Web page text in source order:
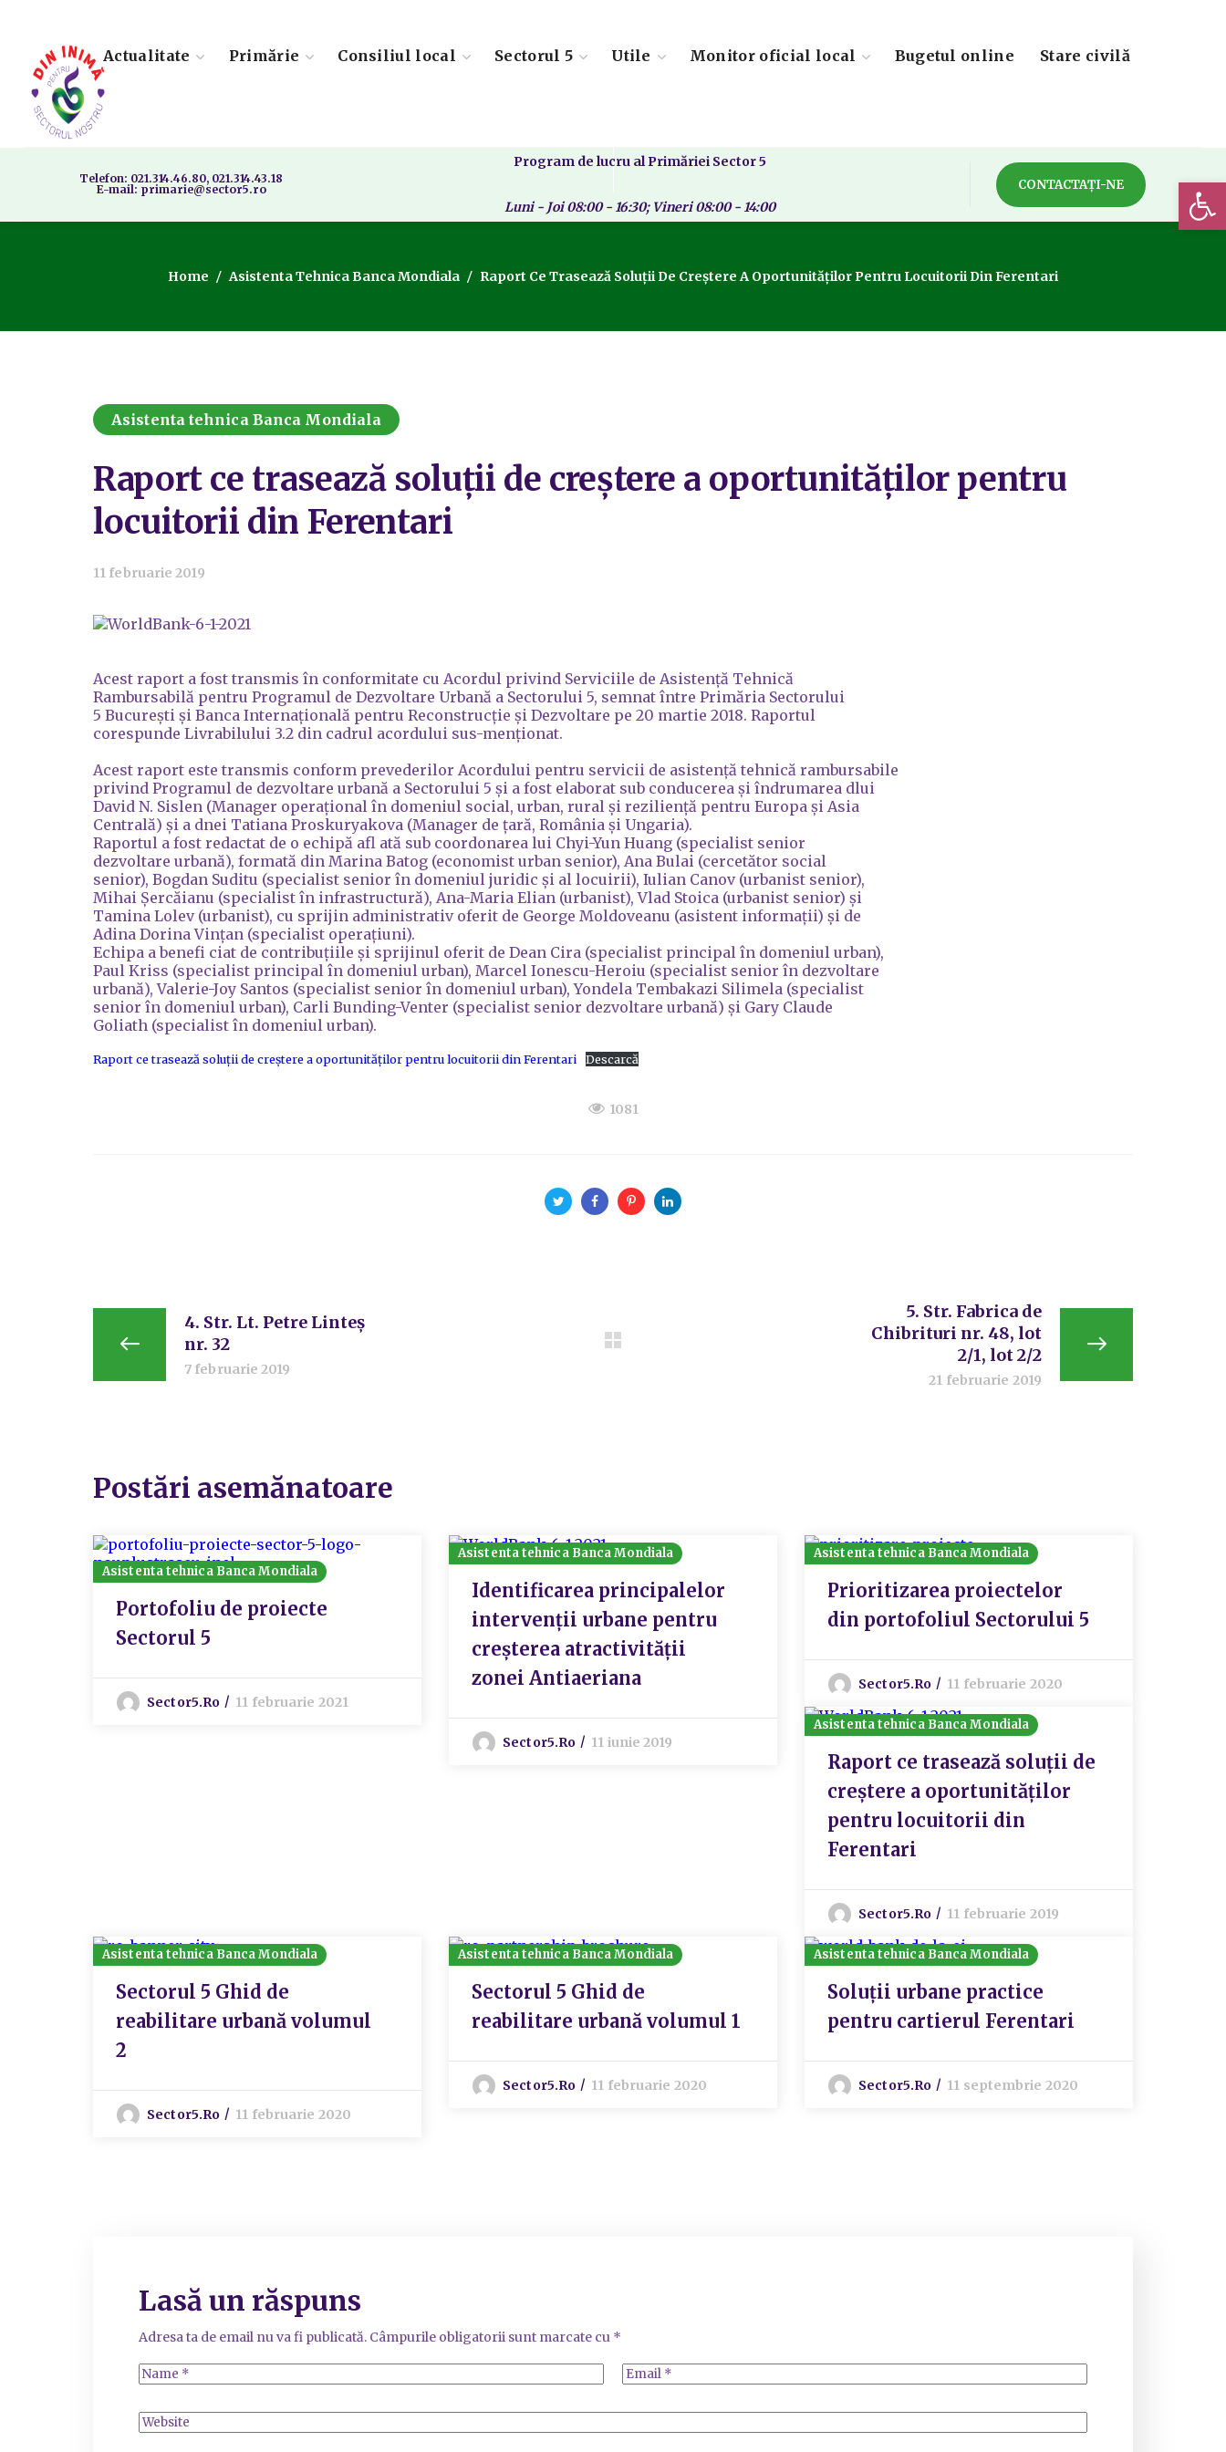
Actualitate Primărie Consiliul local Sectorul 5 Utile Monitor oficial local Bugetul online Stare civilă
Telefon: 021.314.46.80, 021.314.43.18
E-mail: primarie@sector5.ro
Program de lucru al Primăriei Sector 5
Luni - Joi 08:00 - 16:30; Vineri 08:00 - 14:00
CONTACTAȚI-NE
Home Asistenta Tehnica Banca Mondiala Raport Ce Trasează Soluții De Creștere A Oportunităților Pentru Locuitorii Din Ferentari
Asistenta tehnica Banca Mondiala
Raport ce trasează soluții de creștere a oportunităților pentru
locuitorii din Ferentari
11 februarie 2019
Acest raport a fost transmis în conformitate cu Acordul privind Serviciile de Asistență Tehnică
Rambursabilă pentru Programul de Dezvoltare Urbană a Sectorului 5, semnat între Primăria Sectorului
5 București și Banca Internațională pentru Reconstrucție și Dezvoltare pe 20 martie 2018. Raportul
corespunde Livrabilului 3.2 din cadrul acordului sus-menționat.
Acest raport este transmis conform prevederilor Acordului pentru servicii de asistență tehnică rambursabile
privind Programul de dezvoltare urbană a Sectorului 5 și a fost elaborat sub conducerea și îndrumarea dlui
David N. Sislen (Manager operațional în domeniul social, urban, rural și reziliență pentru Europa și Asia
Centrală) și a dnei Tatiana Proskuryakova (Manager de țară, România și Ungaria).
Raportul a fost redactat de o echipă afl ată sub coordonarea lui Chyi-Yun Huang (specialist senior
dezvoltare urbană), formată din Marina Batog (economist urban senior), Ana Bulai (cercetător social
senior), Bogdan Suditu (specialist senior în domeniul juridic și al locuirii), Iulian Canov (urbanist senior),
Mihai Șercăianu (specialist în infrastructură), Ana-Maria Elian (urbanist), Vlad Stoica (urbanist senior) și
Tamina Lolev (urbanist), cu sprijin administrativ oferit de George Moldoveanu (asistent informații) și de
Adina Dorina Vințan (specialist operațiuni).
Echipa a benefi ciat de contribuțiile și sprijinul oferit de Dean Cira (specialist principal în domeniul urban),
Paul Kriss (specialist principal în domeniul urban), Marcel Ionescu-Heroiu (specialist senior în dezvoltare
urbană), Valerie-Joy Santos (specialist senior în domeniul urban), Yondela Tembakazi Silimela (specialist
senior în domeniul urban), Carli Bunding-Venter (specialist senior dezvoltare urbană) și Gary Claude
Goliath (specialist în domeniul urban).
Raport ce trasează soluții de creștere a oportunităților pentru locuitorii din Ferentari Descarcă
1081
4. Str. Lt. Petre Linteș
nr. 32
7 februarie 2019
5. Str. Fabrica de
Chibrituri nr. 48, lot
2/1, lot 2/2
21 februarie 2019
Postări asemănatoare
Asistenta tehnica Banca Mondiala
Portofoliu de proiecte
Sectorul 5
Sector5.ro 11 februarie 2021
Asistenta tehnica Banca Mondiala
Identificarea principalelor
intervenții urbane pentru
creșterea atractivității
zonei Antiaeriana
Sector5.ro 11 iunie 2019
Asistenta tehnica Banca Mondiala
Prioritizarea proiectelor
din portofoliul Sectorului 5
Sector5.ro 11 februarie 2020
Asistenta tehnica Banca Mondiala
Raport ce trasează soluții de
creștere a oportunităților
pentru locuitorii din
Ferentari
Sector5.ro 11 februarie 2019
Asistenta tehnica Banca Mondiala
Sectorul 5 Ghid de
reabilitare urbană volumul
2
Sector5.ro 11 februarie 2020
Asistenta tehnica Banca Mondiala
Sectorul 5 Ghid de
reabilitare urbană volumul 1
Sector5.ro 11 februarie 2020
Asistenta tehnica Banca Mondiala
Soluții urbane practice
pentru cartierul Ferentari
Sector5.ro 11 septembrie 2020
Lasă un răspuns
Adresa ta de email nu va fi publicată. Câmpurile obligatorii sunt marcate cu *